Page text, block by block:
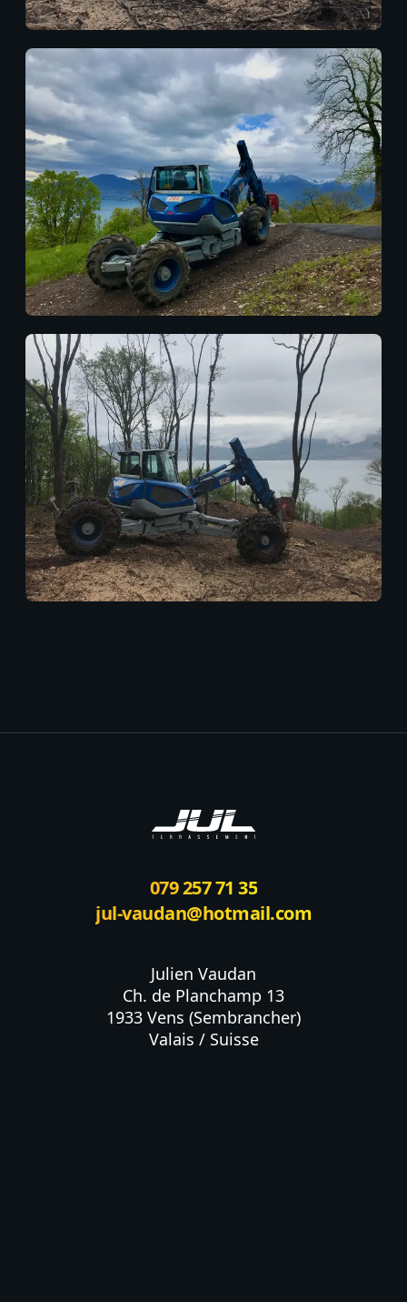
079 257 71 35
jul-vaudan@hotmail.com
Julien Vaudan
Ch. de Planchamp 13
1933 Vens (Sembrancher)
Valais / Suisse